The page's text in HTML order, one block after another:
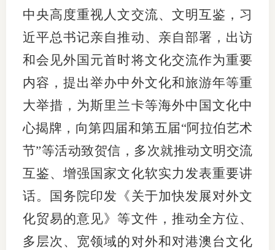
中央高度重视人文交流、文明互鉴，习
近平总书记亲自推动、亲自部署，出访
和会见外国元首时将文化交流作为重要
内容，提出举办中外文化和旅游年等重
大举措，为斯里兰卡等海外中国文化中
心揭牌，向第四届和第五届“阿拉伯艺术
节”等活动致贺信，多次就推动文明交流
互鉴、增强国家文化软实力发表重要讲
话。国务院印发《关于加快发展对外文
化贸易的意见》等文件，推动全方位、
多层次、宽领域的对外和对港澳台文化